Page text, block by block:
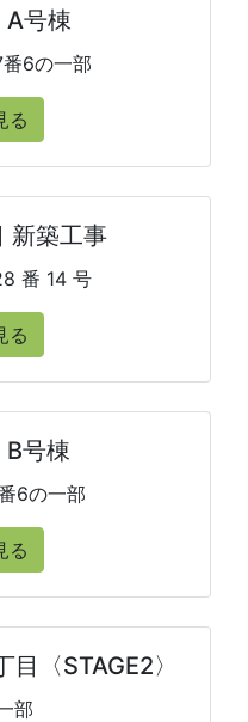
A号棟
6の一部
る
新築工事
番 14 号
る
B号棟
6の一部
る
〈STAGE2〉
部